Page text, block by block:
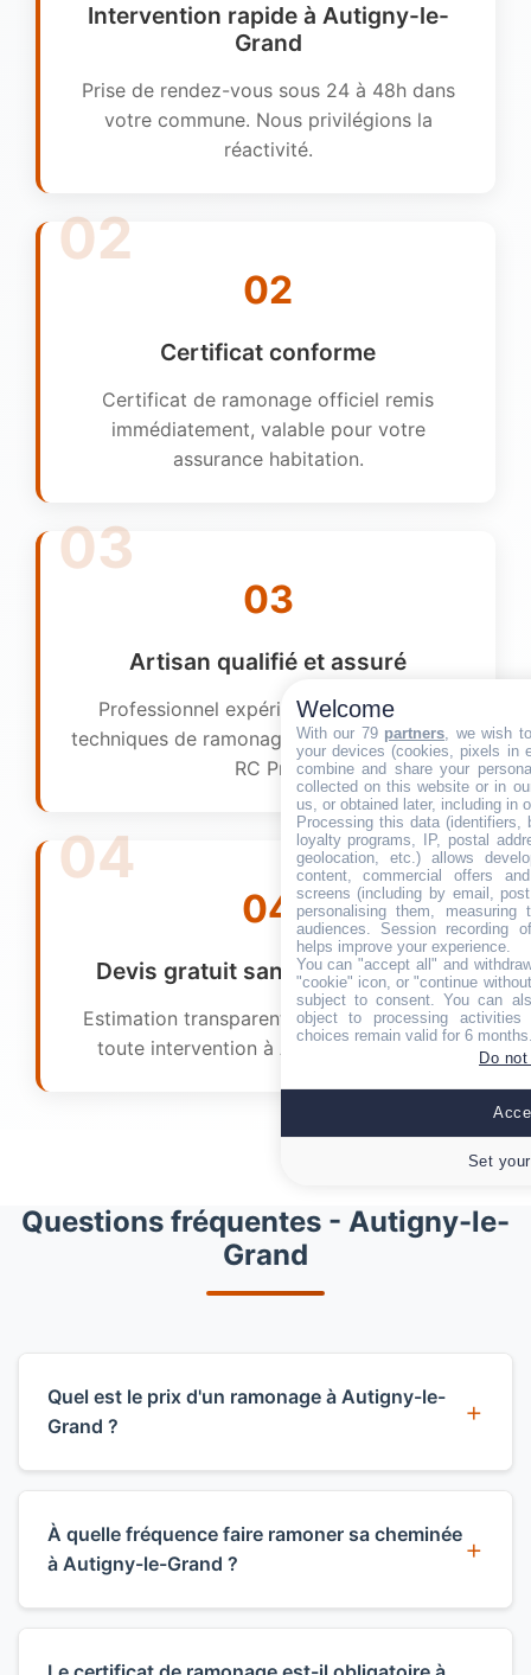
Intervention rapide à Autigny-le-
Grand
Prise de rendez-vous sous 24 à 48h dans
votre commune. Nous privilégions la
réactivité.
02
Certificat conforme
Certificat de ramonage officiel remis
immédiatement, valable pour votre
assurance habitation.
03
Artisan qualifié et assuré
Professionnel expérimenté, formé aux
techniques de ramonage et couvert par une
RC Pro.
04
Devis gratuit sans engagement
Estimation transparente et gratuite avant
toute intervention à Autigny-le-Grand.
Questions fréquentes - Autigny-le-
Grand
Quel est le prix d'un ramonage à Autigny-le-
Grand ?
varie selon le type d'installation : comptez à
partir de 60€ pour une cheminée, 70€ pour
À quelle fréquence faire ramoner sa cheminée
à Autigny-le-Grand ?
impose au minimum un ramonage par an
Welcome
With our 79 partners, we wish
your devices (cookies, pixels in
combine and share your
collected on this website or in
us, or obtained later, including in
Processing this data (identifiers,
loyalty programs, IP, postal
geolocation, etc.) allows
content, commercial offers
screens (including by email,
personalising them, measuring
audiences. Session recording
helps improve your experience.
You can "accept all" and
"cookie" icon, or "continue
subject to consent. You can
object to processing
choices remain valid for 6
Do
Set